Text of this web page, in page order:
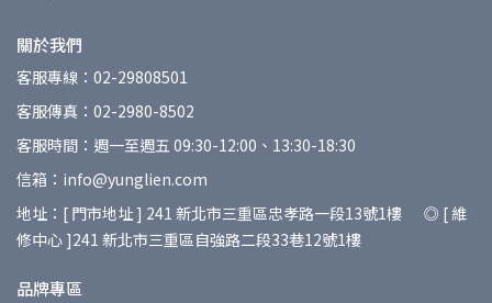
關於我們
客服專線：02-29808501
客服傳真：02-2980-8502
客服時間：週一至週五 09:30-12:00、13:30-18:30
信箱：info@yunglien.com
地址：[ 門市地址 ] 241 新北市三重區忠孝路一段13號1樓 ◎ [ 維
修中心 ]241 新北市三重區自強路二段33巷12號1樓
品牌專區